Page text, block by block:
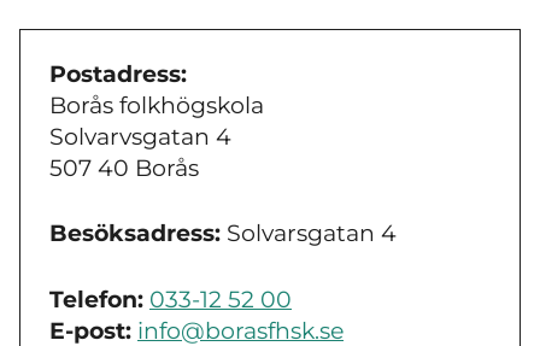
Postadress:
Borås folkhögskola
Solvarvsgatan 4
507 40 Borås
Besöksadress: Solvarsgatan 4
Telefon: 033-12 52 00
E-post: info@borasfhsk.se